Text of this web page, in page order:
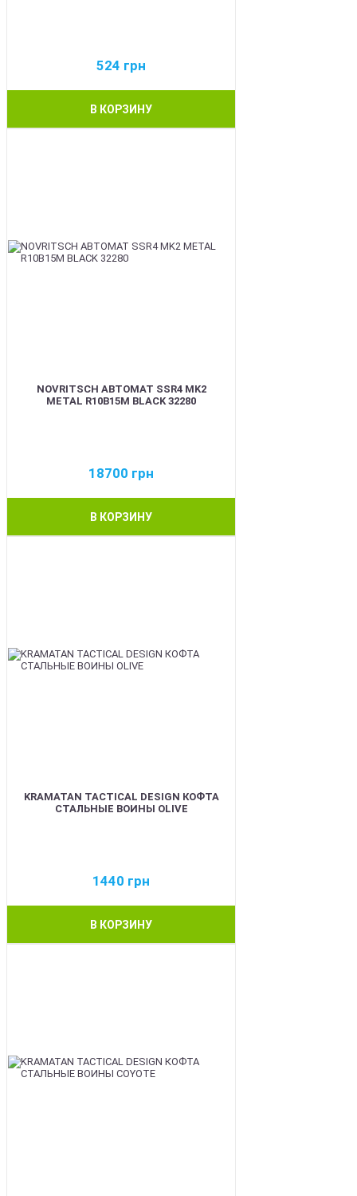
524 грн
В КОРЗИНУ
NOVRITSCH АВТОМАТ SSR4 MK2
METAL R10B15M BLACK 32280
18700 грн
В КОРЗИНУ
KRAMATAN TACTICAL DESIGN КОФТА
СТАЛЬНЫЕ ВОИНЫ OLIVE
1440 грн
В КОРЗИНУ